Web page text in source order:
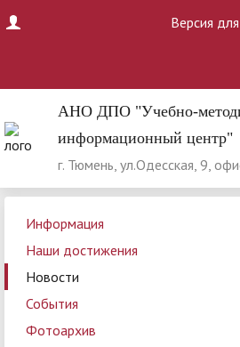
Версия
АНО ДПО "Учебно-
информационный центр"
г. Тюмень, ул.Одесская, 9,
Информация
Наши достижения
Новости
События
Фотоархив